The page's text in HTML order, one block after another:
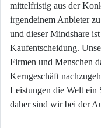
mittelfristig aus der
irgendeinem Anbieter
und dieser Mindshare
Kaufentscheidung.
Firmen und Menschen
Kerngeschäft
Leistungen die Welt ein
daher sind wir bei der